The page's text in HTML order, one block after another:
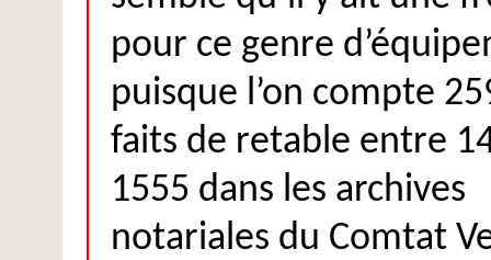
pour ce genre
puisque l’on compte
faits de retable entre
1555 dans les archives
notariales du Comtat